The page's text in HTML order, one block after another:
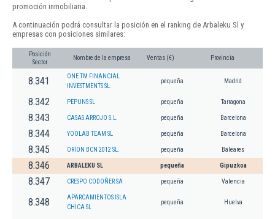
promoción inmobiliaria.
A continuación podrá consultar la posición en el ranking de Arbaleku Sl y
empresas con posiciones similares:
Posición
Sector
Nombre de la empresa Ventas (€) Provincia
8.341
ONE TM FINANCIAL
INVESTMENTS SL.
pequeña Madrid
8.342 PEPUNS SL pequeña Tarragona
8.343 CASAS ARROJO S.L. pequeña Barcelona
8.344 YOOLAB TEAM SL pequeña Barcelona
8.345 ORION BCN 2012 SL. pequeña Baleares
8.346 ARBALEKU SL pequeña Gipuzkoa
8.347 CRESPO CODOÑER SA pequeña Valencia
8.348
APARCAMIENTOS ISLA
CHICA SL
pequeña Huelva